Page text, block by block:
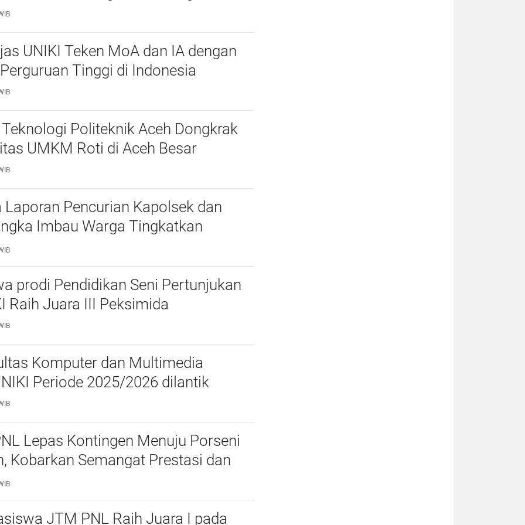
UNIKI Teken MoA dan IA dengan
Tinggi di Indonesia
Politeknik Aceh Dongkrak
UMKM Roti di Aceh Besar
Laporan Pencurian Kapolsek dan
Imbau Warga Tingkatkan
prodi Pendidikan Seni Pertunjukan
Raih Juara III Peksimida
Komputer dan Multimedia
UNIKI Periode 2025/2026 dilantik
Lepas Kontingen Menuju Porseni
Kobarkan Semangat Prestasi dan
JTM PNL Raih Juara I pada